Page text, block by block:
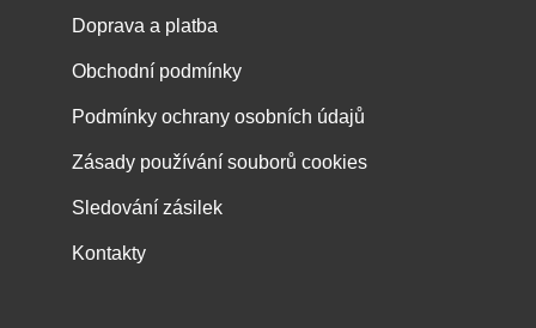
Doprava a platba
Obchodní podmínky
Podmínky ochrany osobních údajů
Zásady používání souborů cookies
Sledování zásilek
Kontakty